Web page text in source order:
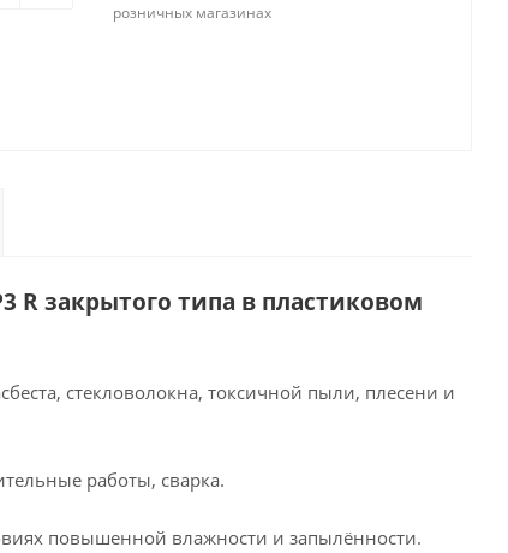
розничных магазинах
R закрытого типа в пластиковом
стекловолокна, токсичной пыли, плесени и
работы, сварка.
повышенной влажности и запылённости.